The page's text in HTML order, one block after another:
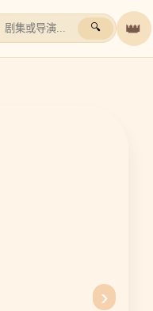
🔍 👑
›